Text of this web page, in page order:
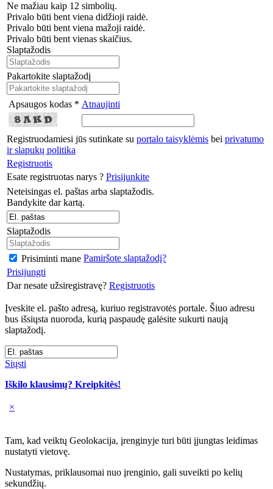
Ne mažiau kaip 12 simbolių.
Privalo būti bent viena didžioji raidė.
Privalo būti bent viena mažoji raidė.
Privalo būti bent vienas skaičius.
Slaptažodis
Pakartokite slaptažodį
Apsaugos kodas * Atnaujinti
Registruodamiesi jūs sutinkate su portalo taisyklėmis bei privatumo
ir slapukų politika
Registruotis
Esate registruotas narys ? Prisijunkite
Neteisingas el. paštas arba slaptažodis.
Bandykite dar kartą.
Slaptažodis
Prisiminti mane Pamiršote slaptažodį?
Prisijungti
Dar nesate užsiregistravę? Registruotis
Įveskite el. pašto adresą, kuriuo registravotės portale. Šiuo adresu
bus išsiųsta nuoroda, kurią paspaudę galėsite sukurti naują
slaptažodį.
Siųsti
Iškilo klausimų? Kreipkitės!
×
Tam, kad veiktų Geolokacija, įrenginyje turi būti įjungtas leidimas
nustatyti vietovę.
Nustatymas, priklausomai nuo įrenginio, gali suveikti po kelių
sekundžių.